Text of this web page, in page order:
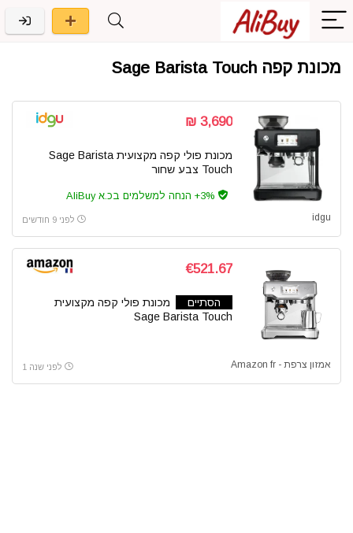
מכונת קפה Sage Barista Touch
3,690 ₪
מכונת פולי קפה מקצועית Sage Barista
Touch צבע שחור
idgu לפני 9 חודשים
€521.67
הסתיים
מכונת פולי קפה מקצועית
Sage Barista Touch
אמזון צרפת - Amazon fr לפני שנה 1